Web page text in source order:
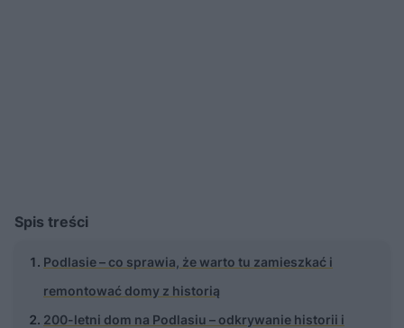
Spis treści
Podlasie – co sprawia, że warto tu zamieszkać i
remontować domy z historią
200-letni dom na Podlasiu – odkrywanie historii i